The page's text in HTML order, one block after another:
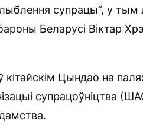
супрацы”, у тым
Беларусі Віктар
Цындао на
супрацоўніцтва